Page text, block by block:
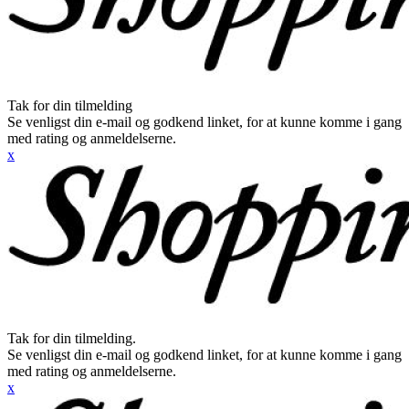
Tak for din tilmelding
Se venligst din e-mail og godkend linket, for at kunne komme i gang
med rating og anmeldelserne.
x
Tak for din tilmelding.
Se venligst din e-mail og godkend linket, for at kunne komme i gang
med rating og anmeldelserne.
x